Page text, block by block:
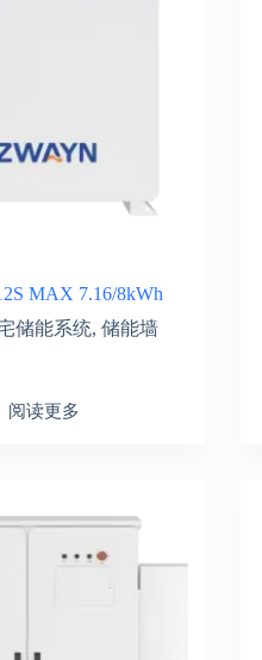
MAX 7.16/8kWh
储能系统, 储能墙
阅读更多